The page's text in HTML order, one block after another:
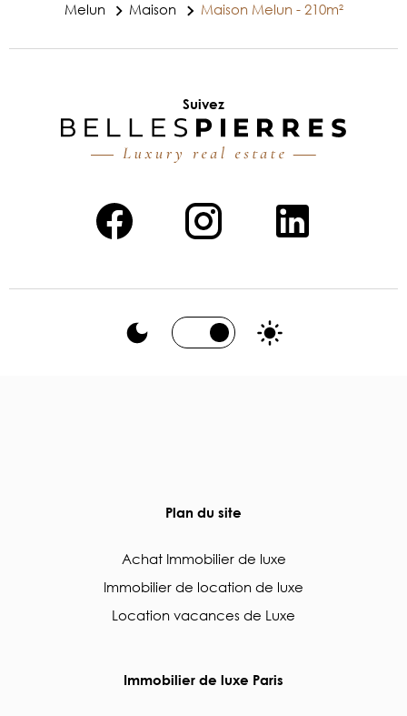
Melun Maison Maison Melun - 210m²
Suivez
Plan du site
Achat Immobilier de luxe
Immobilier de location de luxe
Location vacances de Luxe
Immobilier de luxe Paris